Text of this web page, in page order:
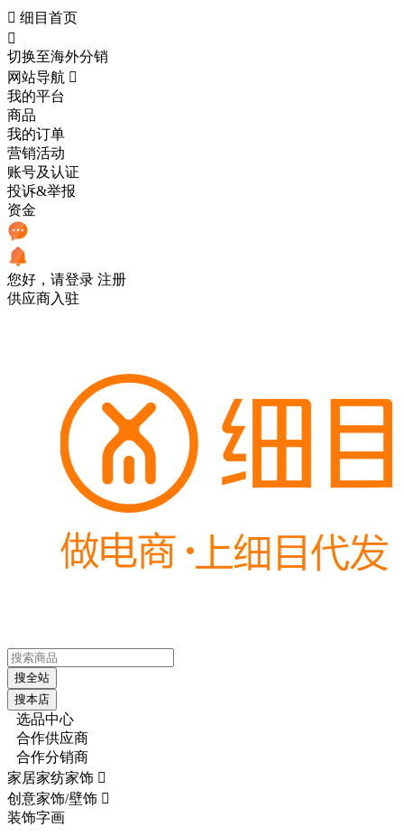
 细目首页

切换至海外分销
网站导航 
我的平台
商品
我的订单
营销活动
账号及认证
投诉&举报
资金
您好，请登录 注册
供应商入驻
搜全站
搜本店
选品中心
合作供应商
合作分销商
家居家纺家饰 
创意家饰/壁饰 
装饰字画